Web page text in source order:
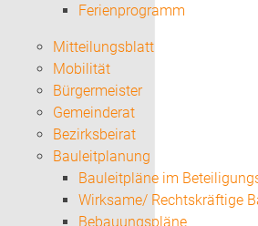
Ferienprogramm
Mitteilungsblatt
Mobilität
Bürgermeister
Gemeinderat
Bezirksbeirat
Bauleitplanung
Bauleitpläne im
Wirksame/ Rechtskräftige
Bebauungspläne